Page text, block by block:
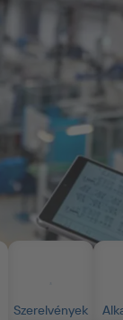
Szerelvények